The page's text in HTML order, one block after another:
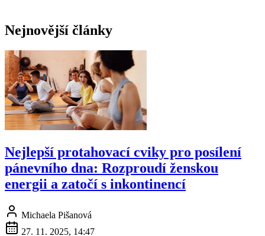
Nejnovější články
Nejlepší protahovací cviky pro posílení
pánevního dna: Rozproudí ženskou
energii a zatočí s inkontinencí
Michaela Pišanová
27. 11. 2025, 14:47